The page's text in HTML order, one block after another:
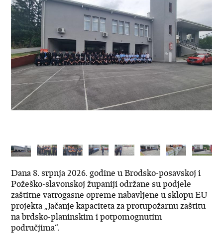
Dana 8. srpnja 2026. godine u Brodsko-posavskoj i
Požeško-slavonskoj županiji održane su podjele
zaštitne vatrogasne opreme nabavljene u sklopu EU
projekta „Jačanje kapaciteta za protupožarnu zaštitu
na brdsko-planinskim i potpomognutim
područjima“.